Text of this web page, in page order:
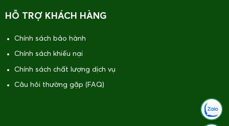
HỖ TRỢ KHÁCH HÀNG
Chính sách bảo hành
Chính sách khiếu nại
Chính sách chất lượng dịch vụ
Câu hỏi thường gặp (FAQ)